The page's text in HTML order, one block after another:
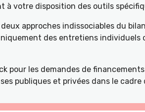
à votre disposition des outils
approches indissociables du
des entretiens
pour les demandes de
publiques et privées dans le